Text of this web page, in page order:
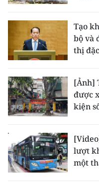
Tạo
bộ và
thị
[Ảnh]
được
kiện
lượt
một